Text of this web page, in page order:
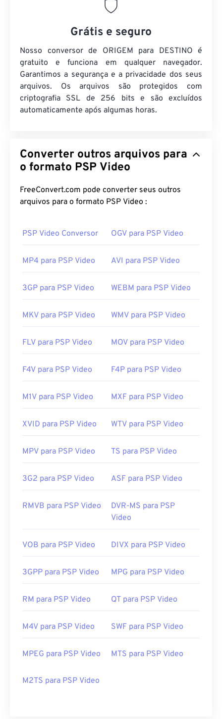
Grátis e seguro
Nosso conversor de ORIGEM para DESTINO é
gratuito e funciona em qualquer navegador.
Garantimos a segurança e a privacidade dos seus
arquivos. Os arquivos são protegidos com
criptografia SSL de 256 bits e são excluídos
automaticamente após algumas horas.
Converter outros arquivos para
o formato PSP Video
FreeConvert.com pode converter seus outros
arquivos para o formato PSP Video :
PSP Video Conversor OGV para PSP Video
MP4 para PSP Video AVI para PSP Video
3GP para PSP Video WEBM para PSP Video
MKV para PSP Video WMV para PSP Video
FLV para PSP Video MOV para PSP Video
F4V para PSP Video F4P para PSP Video
M1V para PSP Video MXF para PSP Video
XVID para PSP Video WTV para PSP Video
MPV para PSP Video TS para PSP Video
3G2 para PSP Video ASF para PSP Video
RMVB para PSP Video
DVR-MS para PSP
Video
VOB para PSP Video DIVX para PSP Video
3GPP para PSP Video MPG para PSP Video
RM para PSP Video QT para PSP Video
M4V para PSP Video SWF para PSP Video
MPEG para PSP Video MTS para PSP Video
M2TS para PSP Video